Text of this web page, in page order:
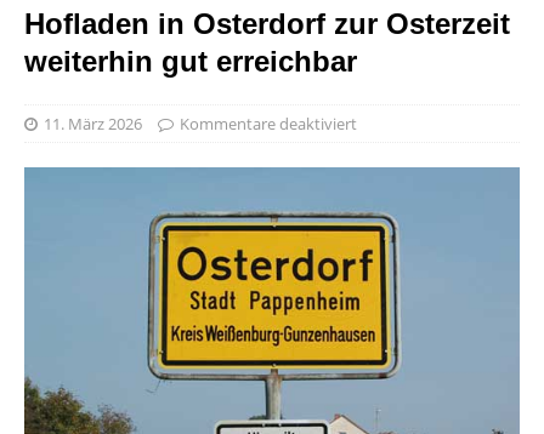
Hofladen in Osterdorf zur Osterzeit
weiterhin gut erreichbar
11. März 2026 Kommentare deaktiviert